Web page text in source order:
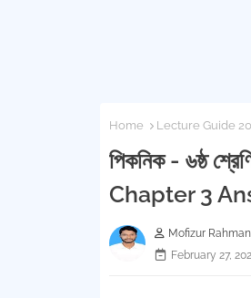
Home Lecture Guide
পিকনিক - ৬ষ্ঠ
Chapter 3
Mofizur Rahman
February 27,